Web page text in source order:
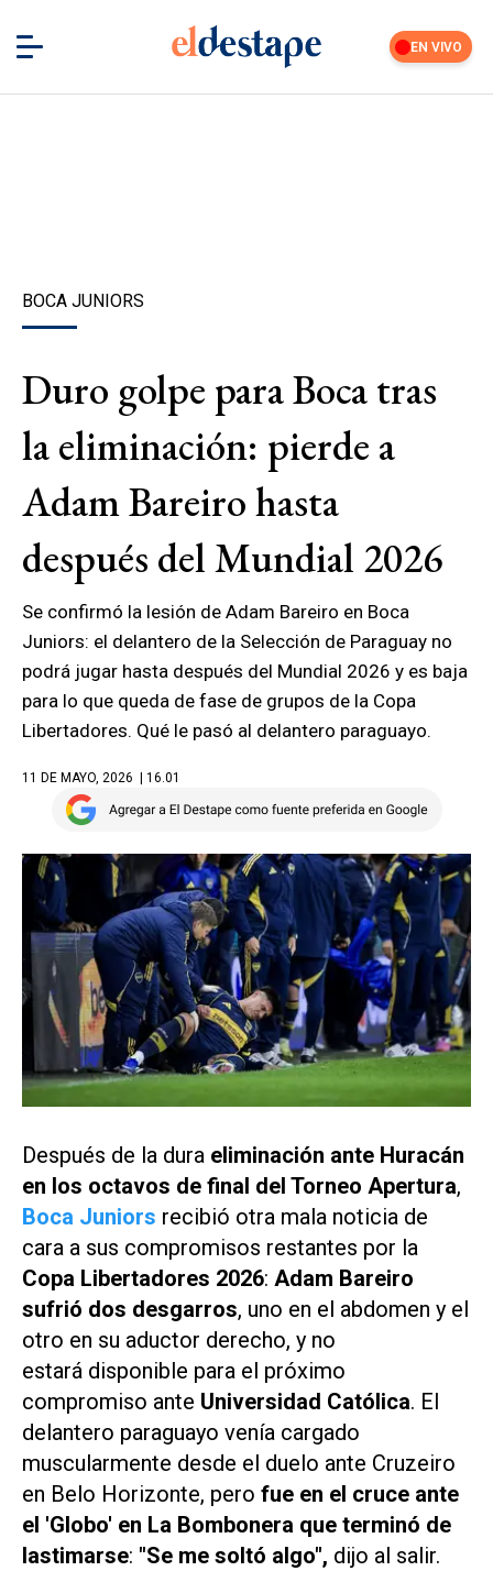
EN VIVO
BOCA JUNIORS
Duro golpe para Boca tras
la eliminación: pierde a
Adam Bareiro hasta
después del Mundial 2026
Se confirmó la lesión de Adam Bareiro en Boca
Juniors: el delantero de la Selección de Paraguay no
podrá jugar hasta después del Mundial 2026 y es baja
para lo que queda de fase de grupos de la Copa
Libertadores. Qué le pasó al delantero paraguayo.
11 DE MAYO, 2026 | 16.01
Después de la dura eliminación ante Huracán
en los octavos de final del Torneo Apertura,
Boca Juniors recibió otra mala noticia de
cara a sus compromisos restantes por la
Copa Libertadores 2026: Adam Bareiro
sufrió dos desgarros, uno en el abdomen y el
otro en su aductor derecho, y no
estará disponible para el próximo
compromiso ante Universidad Católica. El
delantero paraguayo venía cargado
muscularmente desde el duelo ante Cruzeiro
en Belo Horizonte, pero fue en el cruce ante
el 'Globo' en La Bombonera que terminó de
lastimarse: "Se me soltó algo", dijo al salir.